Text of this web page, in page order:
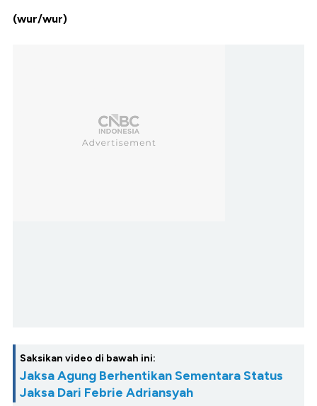
(wur/wur)
Saksikan video di bawah ini:
Jaksa Agung Berhentikan Sementara Status
Jaksa Dari Febrie Adriansyah